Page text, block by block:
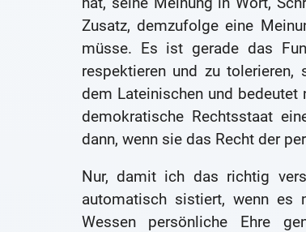
Zusatz, demzufolge eine
müsse. Es ist gerade das
respektieren und zu
dem Lateinischen und
demokratische Rechtsstaat
dann, wenn sie das Recht der
Nur, damit ich das richtig
automatisch sistiert, wenn es
Wessen persönliche Ehre